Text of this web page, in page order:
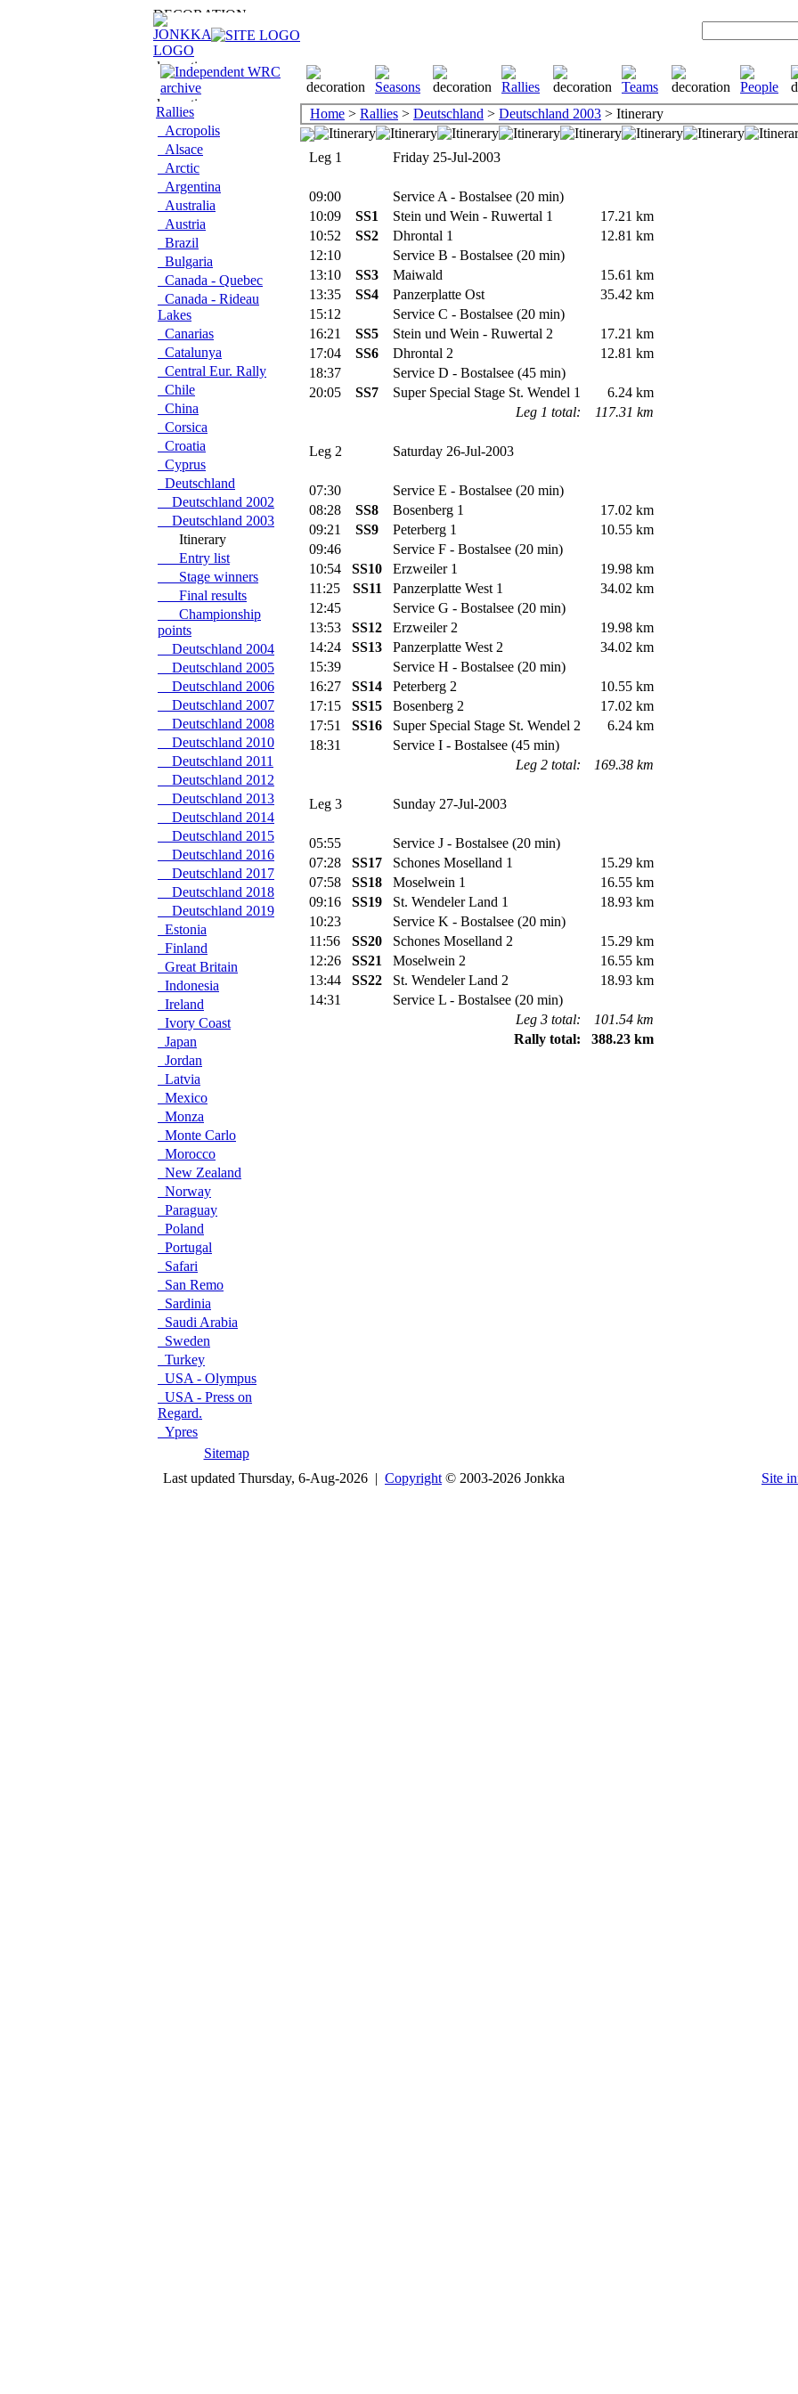
Rallies
Acropolis
Alsace
Arctic
Argentina
Australia
Austria
Brazil
Bulgaria
Canada - Quebec
Canada - Rideau
Lakes
Canarias
Catalunya
Central Eur. Rally
Chile
China
Corsica
Croatia
Cyprus
Deutschland
Deutschland 2002
Deutschland 2003
Itinerary
Entry list
Stage winners
Final results
Championship
points
Deutschland 2004
Deutschland 2005
Deutschland 2006
Deutschland 2007
Deutschland 2008
Deutschland 2010
Deutschland 2011
Deutschland 2012
Deutschland 2013
Deutschland 2014
Deutschland 2015
Deutschland 2016
Deutschland 2017
Deutschland 2018
Deutschland 2019
Estonia
Finland
Great Britain
Indonesia
Ireland
Ivory Coast
Japan
Jordan
Latvia
Mexico
Monza
Monte Carlo
Morocco
New Zealand
Norway
Paraguay
Poland
Portugal
Safari
San Remo
Sardinia
Saudi Arabia
Sweden
Turkey
USA - Olympus
USA - Press on
Regard.
Ypres
Sitemap
Home > Rallies > Deutschland > Deutschland 2003 > Itinerary
Leg 1 Friday 25-Jul-2003
09:00
Service A - Bostalsee (20 min)
10:09
SS1 Stein und Wein - Ruwertal 1
17.21 km
10:52
SS2 Dhrontal 1
12.81 km
12:10
Service B - Bostalsee (20 min)
13:10
SS3 Maiwald
15.61 km
13:35
SS4 Panzerplatte Ost
35.42 km
15:12
Service C - Bostalsee (20 min)
16:21
SS5 Stein und Wein - Ruwertal 2
17.21 km
17:04
SS6 Dhrontal 2
12.81 km
18:37
Service D - Bostalsee (45 min)
20:05
SS7 Super Special Stage St. Wendel 1
6.24 km
Leg 1 total:
117.31 km
Leg 2 Saturday 26-Jul-2003
07:30
Service E - Bostalsee (20 min)
08:28
SS8 Bosenberg 1
17.02 km
09:21
SS9 Peterberg 1
10.55 km
09:46
Service F - Bostalsee (20 min)
10:54
SS10 Erzweiler 1
19.98 km
11:25
SS11 Panzerplatte West 1
34.02 km
12:45
Service G - Bostalsee (20 min)
13:53
SS12 Erzweiler 2
19.98 km
14:24
SS13 Panzerplatte West 2
34.02 km
15:39
Service H - Bostalsee (20 min)
16:27
SS14 Peterberg 2
10.55 km
17:15
SS15 Bosenberg 2
17.02 km
17:51
SS16 Super Special Stage St. Wendel 2
6.24 km
18:31
Service I - Bostalsee (45 min)
Leg 2 total:
169.38 km
Leg 3 Sunday 27-Jul-2003
05:55
Service J - Bostalsee (20 min)
07:28
SS17 Schones Moselland 1
15.29 km
07:58
SS18 Moselwein 1
16.55 km
09:16
SS19 St. Wendeler Land 1
18.93 km
10:23
Service K - Bostalsee (20 min)
11:56
SS20 Schones Moselland 2
15.29 km
12:26
SS21 Moselwein 2
16.55 km
13:44
SS22 St. Wendeler Land 2
18.93 km
14:31
Service L - Bostalsee (20 min)
Leg 3 total:
101.54 km
Rally total:
388.23 km
Last updated Thursday, 6-Aug-2026 | Copyright © 2003-2026 Jonkka Site